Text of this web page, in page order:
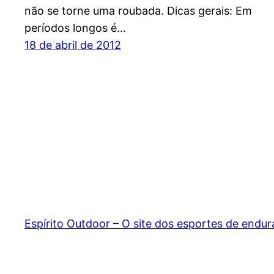
não se torne uma roubada. Dicas gerais: Em
períodos longos é…
18 de abril de 2012
Espírito Outdoor – O site dos esportes de